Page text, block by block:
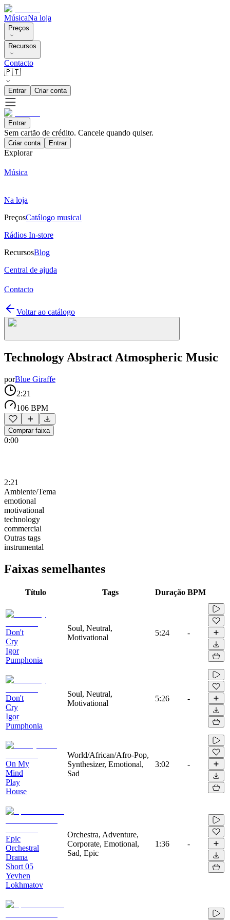
MúsicaNa loja
Preços
Recursos
Contacto
🇵🇹
Entrar Criar conta
Entrar
Sem cartão de crédito. Cancele quando quiser.
Criar conta Entrar
Explorar
Música
Na loja
PreçosCatálogo musical
Rádios In-store
RecursosBlog
Central de ajuda
Contacto
Voltar ao catálogo
Technology Abstract Atmospheric Music
porBlue Giraffe
2:21
106 BPM
Comprar faixa
0:00
2:21
Ambiente/Tema
emotional
motivational
technology
commercial
Outras tags
instrumental
Faixas semelhantes
Título Tags Duração BPM
Don't
Cry
Igor
Pumphonia
Soul, Neutral,
Motivational
5:24 -
Don't
Cry
Igor
Pumphonia
Soul, Neutral,
Motivational
5:26 -
On My
Mind
Play
House
World/African/Afro-Pop,
Synthesizer, Emotional,
Sad
3:02 -
Epic
Orchestral
Drama
Short 05
Yevhen
Lokhmatov
Orchestra, Adventure,
Corporate, Emotional,
Sad, Epic
1:36 -